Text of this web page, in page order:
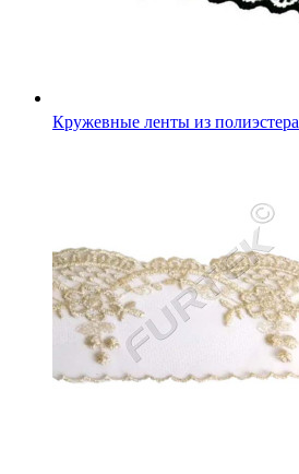
Кружевные ленты из полиэстера